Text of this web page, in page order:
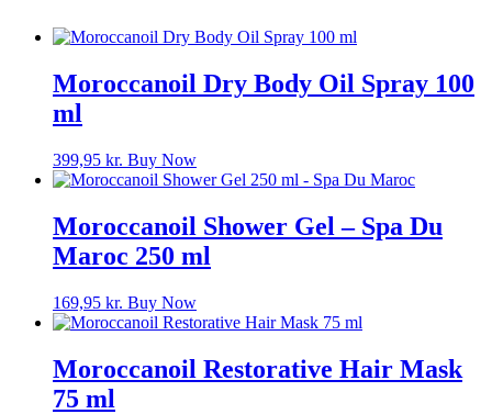
Moroccanoil Dry Body Oil Spray 100
ml
399,95 kr. Buy Now
Moroccanoil Shower Gel – Spa Du
Maroc 250 ml
169,95 kr. Buy Now
Moroccanoil Restorative Hair Mask
75 ml